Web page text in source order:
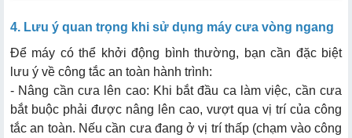
4. Lưu ý quan trọng khi sử dụng máy cưa vòng ngang
Để máy có thể khởi động bình thường, bạn cần đặc biệt
lưu ý về công tắc an toàn hành trình:
- Nâng cần cưa lên cao: Khi bắt đầu ca làm việc, cần cưa
bắt buộc phải được nâng lên cao, vượt qua vị trí của công
tắc an toàn. Nếu cần cưa đang ở vị trí thấp (chạm vào công